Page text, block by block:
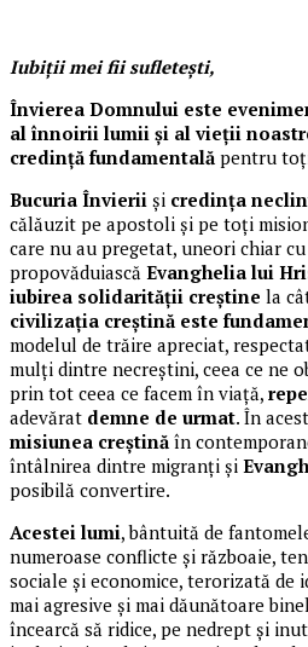
Iubiții mei fii sufletești,
Învierea Domnului este
al înnoirii lumii și al vieții
credință fundamentală pentru
Bucuria Învierii și credința
călăuzit pe apostoli și pe toți
care nu au pregetat, uneori chiar
propovăduiască Evanghelia lui
iubirea solidarității creștine la
civilizația creștină este
modelul de trăire apreciat,
mulți dintre necreștini, ceea ce ne
prin tot ceea ce facem în viață,
adevărat demne de urmat. În
misiunea creștină în
întâlnirea dintre migranți și
posibilă convertire.
Acestei lumi, bântuită de
numeroase conflicte și războaie,
sociale și economice, terorizată de
mai agresive și mai dăunătoare
încearcă să ridice, pe nedrept și